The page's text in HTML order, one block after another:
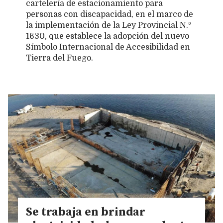
cartelería de estacionamiento para
personas con discapacidad, en el marco de
la implementación de la Ley Provincial N.º
1630, que establece la adopción del nuevo
Símbolo Internacional de Accesibilidad en
Tierra del Fuego.
Se trabaja en brindar